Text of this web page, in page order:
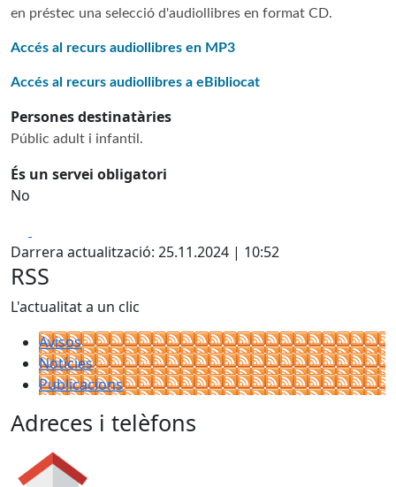
en préstec una selecció d'audiollibres en format CD.
Accés al recurs audiollibres en MP3
Accés al recurs audiollibres a eBibliocat
Persones destinatàries
Públic adult i infantil.
És un servei obligatori
No
Darrera actualització: 25.11.2024 | 10:52
RSS
L'actualitat a un clic
Avisos
Notícies
Publicacions
Adreces i telèfons